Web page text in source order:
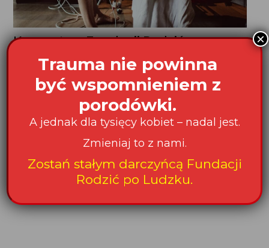
Komentarz Fundacji Rodzić
po Ludzku dot. refundacji
znieczulenia zewnątrzoponowego
na życzenie kobiety od 1 lipca 2015 r.
Od 1 lipca znieczulenie zewnątrzoponowe na życzenie
kobiety jest w Polsce refundowane. NFZ ma zapłacić
za to szpitalowi dodatkowe 400 zł. Cieszymy...
Ludzku.